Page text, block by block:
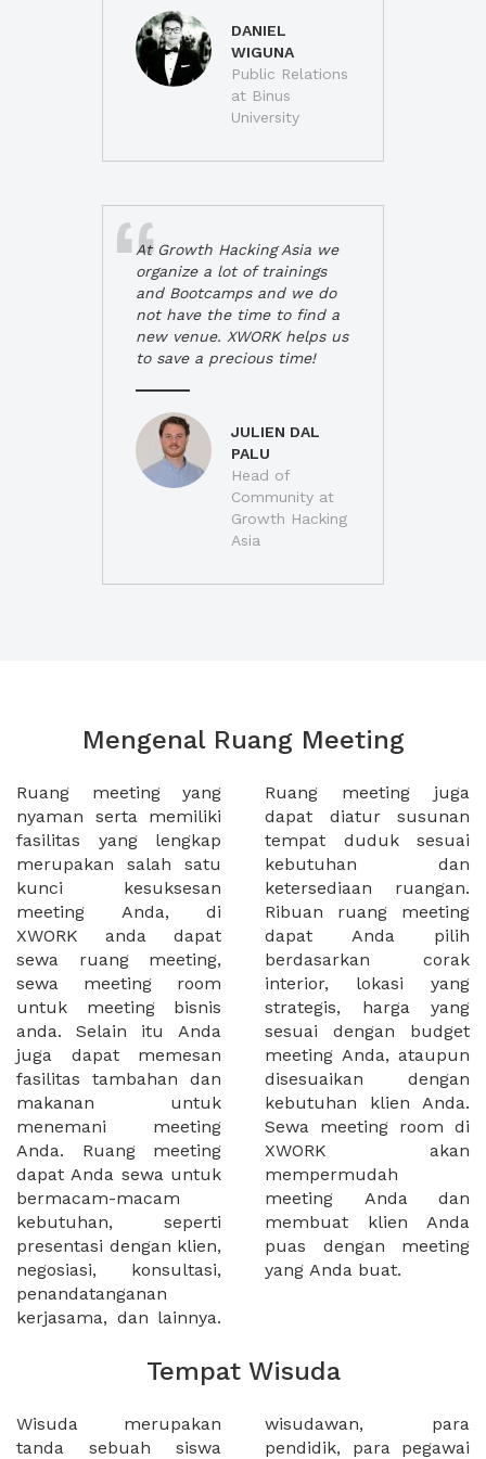
DANIEL
WIGUNA
Public Relations
at Binus
University
At Growth Hacking Asia we
organize a lot of trainings
and Bootcamps and we do
not have the time to find a
new venue. XWORK helps us
to save a precious time!
JULIEN DAL
PALU
Head of
Community at
Growth Hacking
Asia
Mengenal Ruang Meeting
Ruang meeting yang
nyaman serta memiliki
fasilitas yang lengkap
merupakan salah satu
kunci kesuksesan
meeting Anda, di
XWORK anda dapat
sewa ruang meeting,
sewa meeting room
untuk meeting bisnis
anda. Selain itu Anda
juga dapat memesan
fasilitas tambahan dan
makanan untuk
menemani meeting
Anda. Ruang meeting
dapat Anda sewa untuk
bermacam-macam
kebutuhan, seperti
presentasi dengan klien,
negosiasi, konsultasi,
penandatanganan
kerjasama, dan lainnya.
Ruang meeting juga
dapat diatur susunan
tempat duduk sesuai
kebutuhan dan
ketersediaan ruangan.
Ribuan ruang meeting
dapat Anda pilih
berdasarkan corak
interior, lokasi yang
strategis, harga yang
sesuai dengan budget
meeting Anda, ataupun
disesuaikan dengan
kebutuhan klien Anda.
Sewa meeting room di
XWORK akan
mempermudah
meeting Anda dan
membuat klien Anda
puas dengan meeting
yang Anda buat.
Tempat Wisuda
Wisuda merupakan
tanda sebuah siswa
wisudawan, para
pendidik, para pegawai